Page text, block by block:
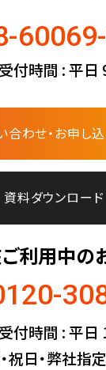
受付時間 : 平日
合わせ・お申し
資料ダウンロード
利用中の
受付時間 : 平
祝日・弊社指